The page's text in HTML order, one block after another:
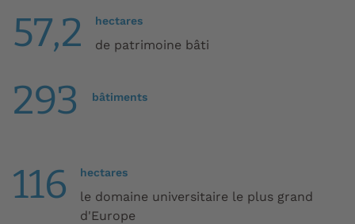
57,2 hectares
de patrimoine bâti
293 bâtiments
116 hectares
le domaine universitaire le plus grand
d'Europe